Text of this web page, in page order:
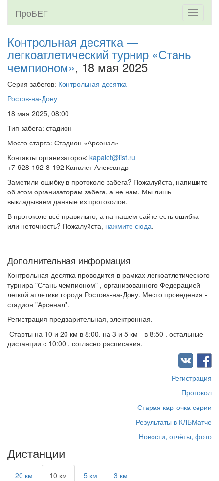
Toggle
ПроБЕГ
Контрольная десятка —
легкоатлетический турнир «Стань
чемпионом», 18 мая 2025
Серия забегов: Контрольная десятка
Ростов-на-Дону
18 мая 2025, 08:00
Тип забега: стадион
Место старта: Стадион «Арсенал»
Контакты организаторов: kapalet@list.ru
+7-928-192-8-192 Капалет Александр
Заметили ошибку в протоколе забега? Пожалуйста, напишите
об этом организаторам забега, а не нам. Мы лишь
выкладываем данные из протоколов.
В протоколе всё правильно, а на нашем сайте есть ошибка
или неточность? Пожалуйста, нажмите сюда.
Дополнительная информация
Контрольная десятка проводится в рамках легкоатлетического
турнира "Стань чемпионом" , организованного Федерацией
легкой атлетики города Ростова-на-Дону. Место проведения -
стадион "Арсенал".
Регистрация предварительная, электронная.
Старты на 10 и 20 км в 8:00, на 3 и 5 км - в 8:50 , остальные
дистанции с 10:00 , согласно расписания.
Регистрация
Протокол
Старая карточка серии
Результаты в КЛБМатче
Новости, отчёты, фото
Дистанции
20 км 10 км 5 км 3 км